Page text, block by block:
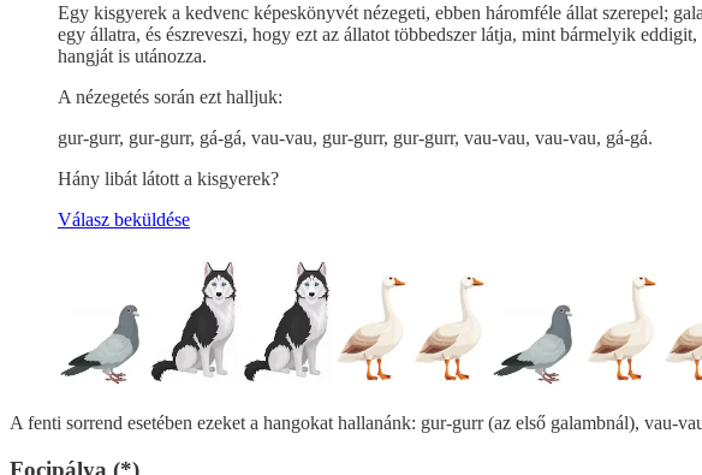
Egy kisgyerek a kedvenc képeskönyvét nézegeti, ebben háromféle állat szerepel;
egy állatra, és észreveszi, hogy ezt az állatot többedszer látja, mint bármelyik
hangját is utánozza.
A nézegetés során ezt halljuk:
gur-gurr, gur-gurr, gá-gá, vau-vau, gur-gurr, gur-gurr, vau-vau, vau-vau, gá-gá.
Hány libát látott a kisgyerek?
Válasz beküldése
A fenti sorrend esetében ezeket a hangokat hallanánk: gur-gurr (az első galambnál), vau-
Focipálya (*)